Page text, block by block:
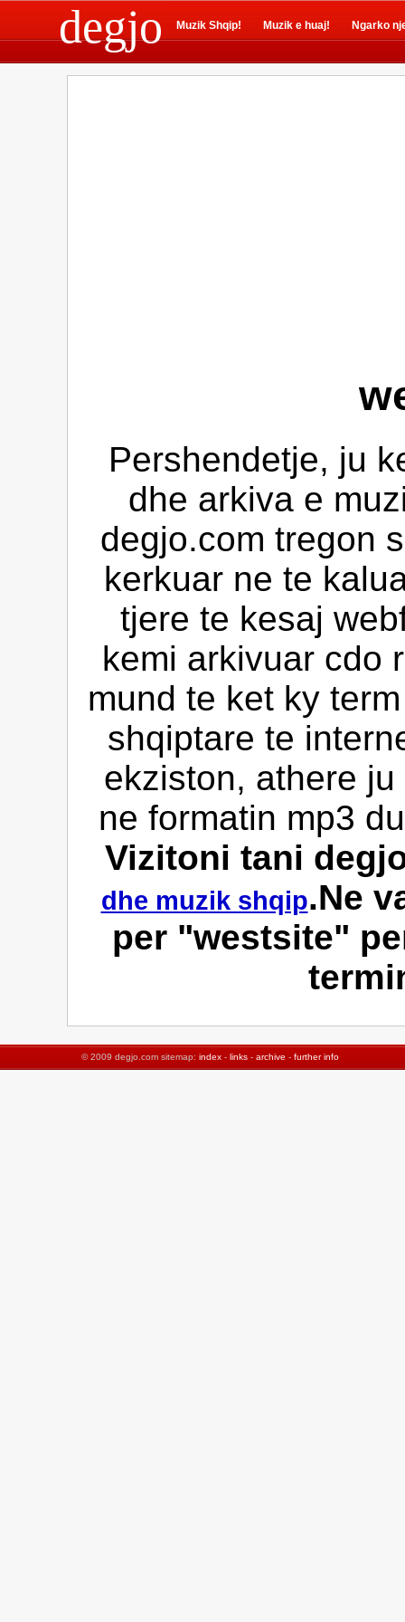
degjo Muzik Shqip! Muzik e huaj! Ngarko
Pershendetje, ju
dhe arkiva e
degjo.com tregon
kerkuar ne te
tjere te kesaj
kemi arkivuar cdo
mund te ket ky
shqiptare te
ekziston, athere
ne formatin mp3
Vizitoni tani
dhe muzik shqip.Ne
per "westsite"
© 2009 degjo.com sitemap: index - links - archive - further info